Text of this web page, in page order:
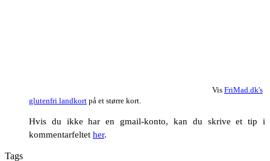
Vis FriMad.dk's
glutenfri landkort på et større kort.
Hvis du ikke har en gmail-konto, kan du skrive et tip i
kommentarfeltet her.
Tags